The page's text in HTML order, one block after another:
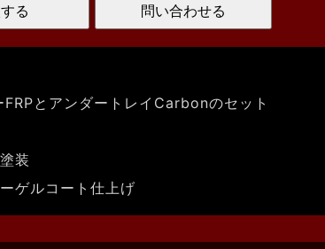
とアンダートレイCarbonのセット
装
ゲルコート仕上げ